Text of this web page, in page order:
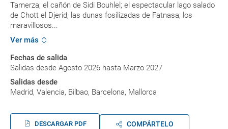
Tamerza; el cañón de Sidi Bouhlel; el espectacular lago salado
de Chott el Djerid; las dunas fosilizadas de Fatnasa; los
maravillosos...
Ver más
Fechas de salida
Salidas desde Agosto 2026 hasta Marzo 2027
Salidas desde
Madrid, Valencia, Bilbao, Barcelona, Mallorca
DESCARGAR PDF COMPÁRTELO